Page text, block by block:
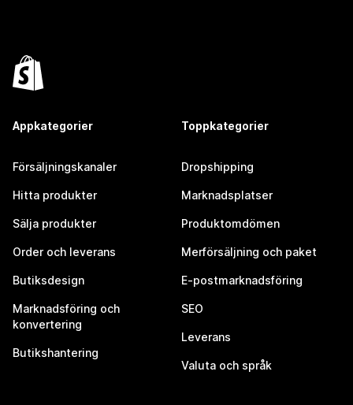
Appkategorier
Försäljningskanaler
Hitta produkter
Sälja produkter
Order och leverans
Butiksdesign
Marknadsföring och
konvertering
Butikshantering
Toppkategorier
Dropshipping
Marknadsplatser
Produktomdömen
Merförsäljning och paket
E-postmarknadsföring
SEO
Leverans
Valuta och språk